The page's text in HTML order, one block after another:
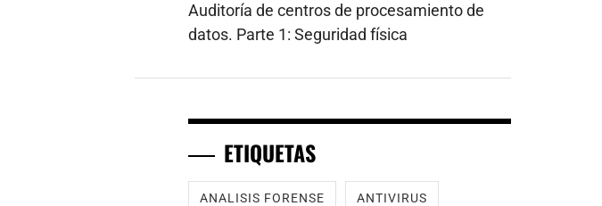
Auditoría de centros de procesamiento de
datos. Parte 1: Seguridad física
ETIQUETAS
ANALISIS FORENSE ANTIVIRUS